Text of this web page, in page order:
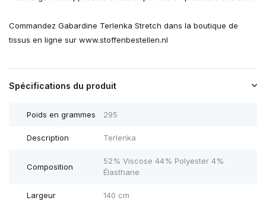
Commandez Gabardine Terlenka Stretch dans la boutique de
tissus en ligne sur www.stoffenbestellen.nl
Spécifications du produit
Poids en grammes 295
Description Terlenka
Composition
52% Viscose 44% Polyester 4%
Élasthane
Largeur 140 cm